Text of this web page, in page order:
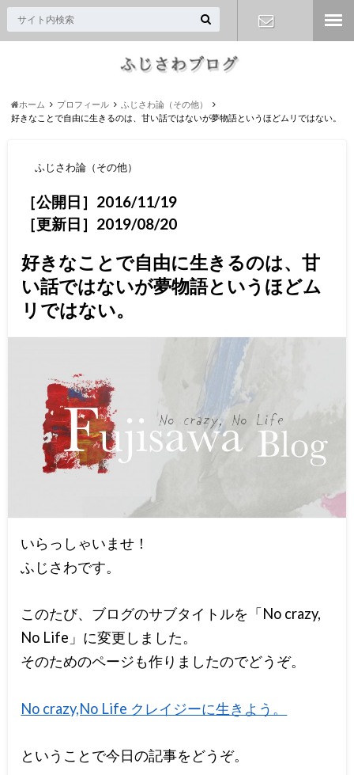
お問い合わ
ホーム プロフィール
ふじさわ論（その他）
好きなことで自由に生きるのは、甘い話ではないが夢物語というほどムリではない。
ふじさわ論（その他）
［公開日］2016/11/19
［更新日］2019/08/20
好きなことで自由に生きるのは、甘
い話ではないが夢物語というほどム
リではない。
いらっしゃいませ！
ふじさわです。
このたび、ブログのサブタイトルを「No crazy,
No Life」に変更しました。
そのためのページも作りましたのでどうぞ。
No crazy,No Life クレイジーに生きよう。
ということで今日の記事をどうぞ。